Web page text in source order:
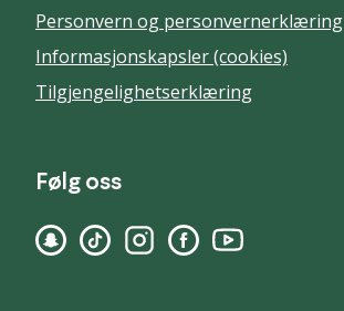
Personvern og personvernerklæring
Informasjonskapsler (cookies)
Tilgjengelighetserklæring
Følg oss